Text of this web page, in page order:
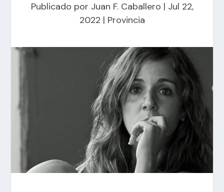
Publicado por Juan F. Caballero | Jul 22,
2022 | Provincia